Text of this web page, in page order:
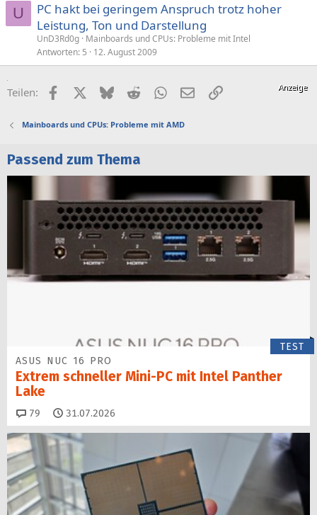
U
PC hakt bei geringem Anspruch trotz hoher
Leistung, Ton und Darstellung
UnD3Rd0g Mainboards und CPUs: Probleme mit Intel
Antworten 5 12. August 2009
Teilen: FacebookX (Twitter)
BlueskyRedditWhatsApp
E-MailLink
Mainboards und CPUs: Probleme mit AMD
Passend zum Thema
TEST
ASUS NUC 16 PRO
Extrem schneller Mini-PC mit Intel Panther
Lake
79 Kommentare
31.07.2026